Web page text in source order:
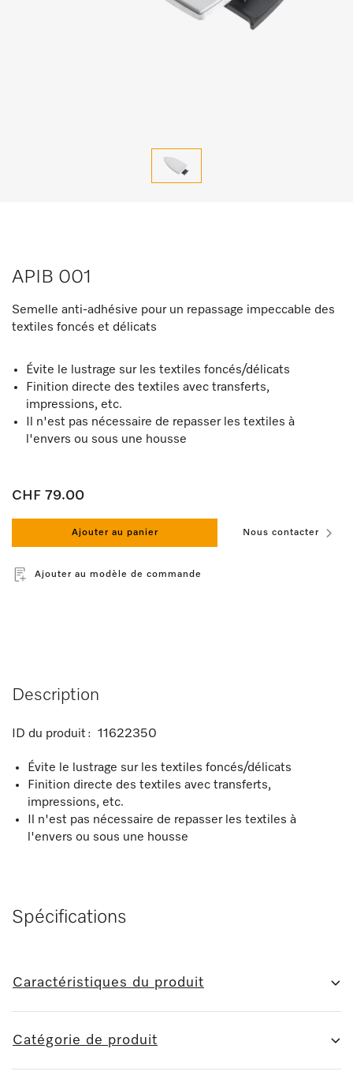
APIB 001
Semelle anti-adhésive pour un repassage impeccable des
textiles foncés et délicats
Évite le lustrage sur les textiles foncés/délicats
Finition directe des textiles avec transferts,
impressions, etc.
Il n'est pas nécessaire de repasser les textiles à
l'envers ou sous une housse
CHF 79.00
Ajouter au panier Nous contacter
Ajouter au modèle de commande
Description
ID du produit : 11622350
Évite le lustrage sur les textiles foncés/délicats
Finition directe des textiles avec transferts,
impressions, etc.
Il n'est pas nécessaire de repasser les textiles à
l'envers ou sous une housse
Spécifications
Caractéristiques du produit
Catégorie de produit